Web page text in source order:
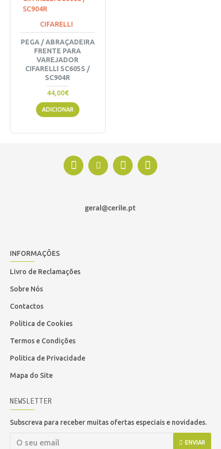
CIFARELLI
PEGA / ABRAÇADEIRA
FRENTE PARA
VAREJADOR
CIFARELLI SC605S /
SC904R
44,00€
ADICIONAR
geral@cerile.pt
INFORMAÇÕES
Livro de Reclamações
Sobre Nós
Contactos
Politica de Cookies
Termos e Condições
Politica de Privacidade
Mapa do Site
NEWSLETTER
Subscreva para receber muitas ofertas especiais e novidades.
ENVIAR